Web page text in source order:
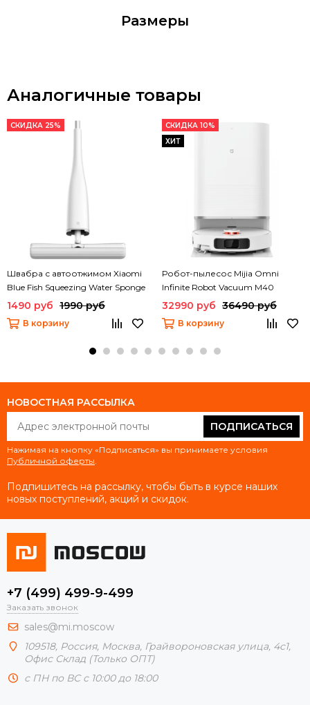
Размеры
Аналогичные товары
СКИДКА 25%
Швабра с автоотжимом Xiaomi
Blue Fish Squeezing Water Sponge
Mop (PU03A)
1490 руб 1990 руб
В корзину
СКИДКА 10%
ХИТ
Робот-пылесос Mijia Omni
Infinite Robot Vacuum M40
(D110CN)
32990 руб 36490 руб
В корзину
НОВОСТНАЯ РАССЫЛКА
ПОДПИСАТЬСЯ
Нажимая на кнопку «Подписаться» вы принимаете условия
Публичной оферты.
Подпишитесь на рассылку, чтобы быть в курсе наших
новых поступлений, акций и скидок.
+7 (499) 499-9-499
Заказать звонок
sales@mi.moscow
109518, Россия, Москва, Грайвороновская улица, 4с1,
Офис Склад (Только ОПТ)
с ПН по ВС с 10:00 до 18:00